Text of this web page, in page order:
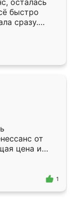
осталась
быстро
сразу.
к
Собрали
даже
от
цена и
Приехавший
1